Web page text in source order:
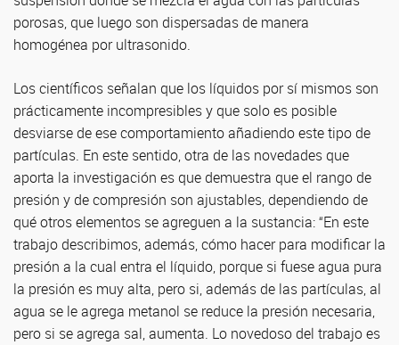
porosas, que luego son dispersadas de manera
homogénea por ultrasonido.
Los científicos señalan que los líquidos por sí mismos son
prácticamente incompresibles y que solo es posible
desviarse de ese comportamiento añadiendo este tipo de
partículas. En este sentido, otra de las novedades que
aporta la investigación es que demuestra que el rango de
presión y de compresión son ajustables, dependiendo de
qué otros elementos se agreguen a la sustancia: “En este
trabajo describimos, además, cómo hacer para modificar la
presión a la cual entra el líquido, porque si fuese agua pura
la presión es muy alta, pero si, además de las partículas, al
agua se le agrega metanol se reduce la presión necesaria,
pero si se agrega sal, aumenta. Lo novedoso del trabajo es